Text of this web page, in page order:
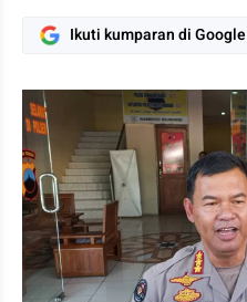
Ikuti kumparan di Google